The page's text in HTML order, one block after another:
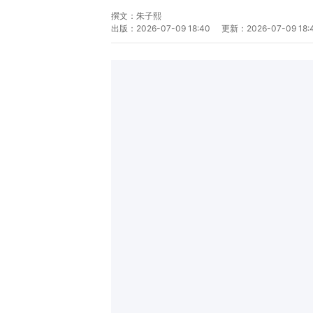
撰文： 朱子熙
出版： 2026-07-09 18:40 更新： 2026-07-09